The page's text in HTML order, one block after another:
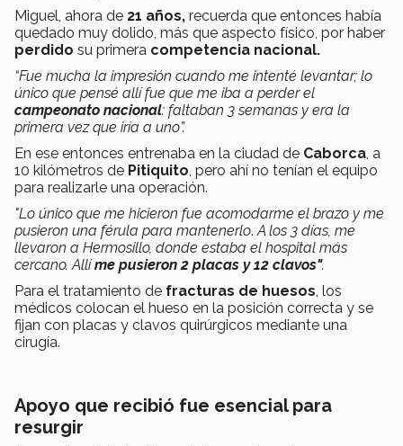
Miguel, ahora de 21 años, recuerda que entonces había
quedado muy dolido, más que aspecto físico, por haber
perdido su primera competencia nacional.
“Fue mucha la impresión cuando me intenté levantar; lo
único que pensé allí fue que me iba a perder el
campeonato nacional: faltaban 3 semanas y era la
primera vez que iría a uno”.
En ese entonces entrenaba en la ciudad de Caborca, a
10 kilómetros de Pitiquito, pero ahí no tenían el equipo
para realizarle una operación.
"Lo único que me hicieron fue acomodarme el brazo y me
pusieron una férula para mantenerlo.A los 3 días, me
llevaron a Hermosillo, donde estaba el hospital más
cercano. Allíme pusieron 2 placas y 12 clavos".
Para el tratamiento de fracturas de huesos, los
médicos colocan el hueso en la posición correcta y se
fijan con placas y clavos quirúrgicos mediante una
cirugía.
Apoyo que recibió fue esencial para
resurgir